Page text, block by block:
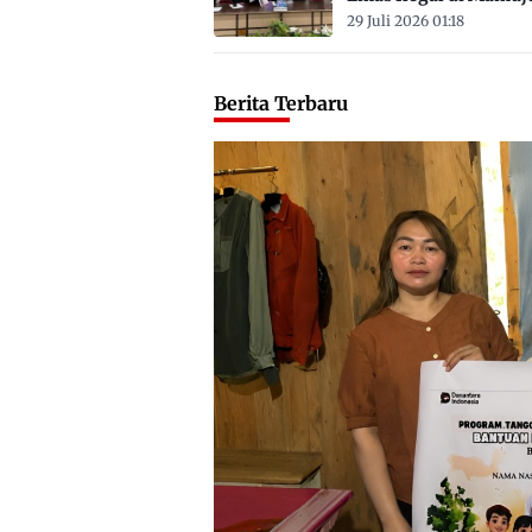
Satu ASN
29 Juli 2026 01:18
Berita Terbaru